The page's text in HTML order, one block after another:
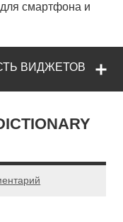
смартфона и
ВИДЖЕТОВ